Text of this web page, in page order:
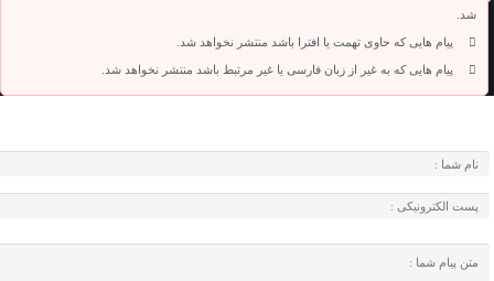
شد.
پیام هایی که حاوی تهمت یا افترا باشد منتشر نخواهد شد.
پیام هایی که به غیر از زبان فارسی یا غیر مرتبط باشد منتشر نخواهد شد.